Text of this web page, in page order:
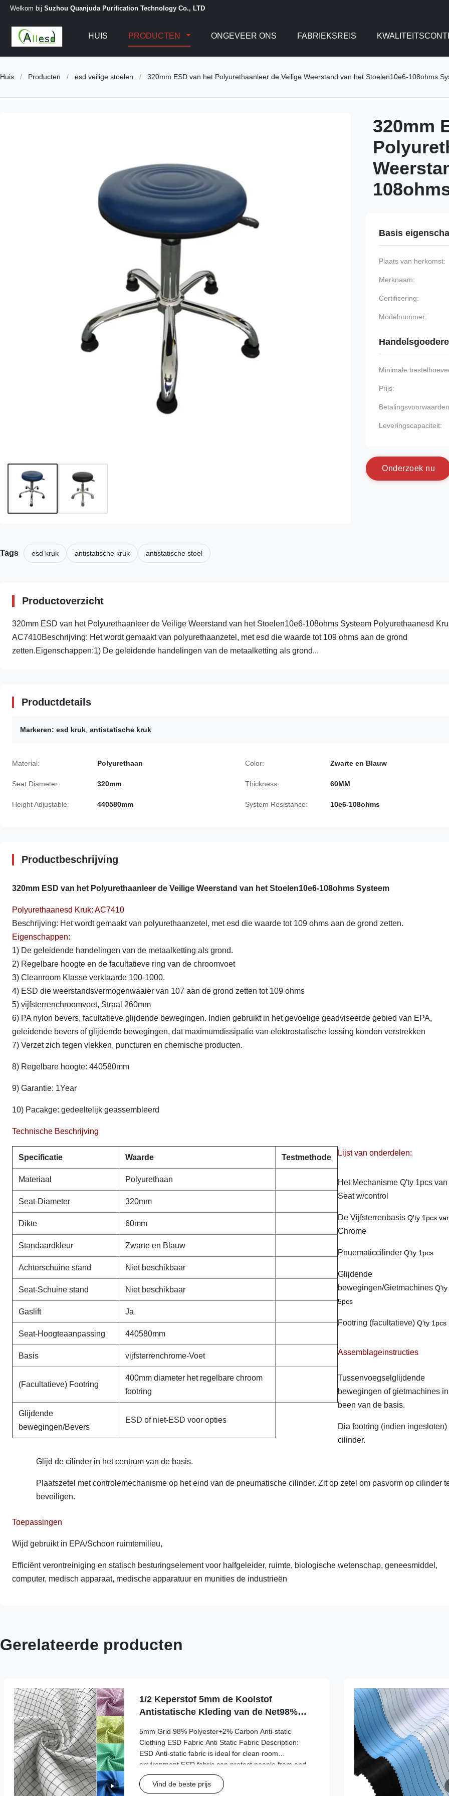
Welkom bij Suzhou Quanjuda Purification Technology Co., LTD
HUIS PRODUCTEN ONGEVEER ONS FABRIEKSREIS
Huis / Producten / esd veilige stoelen / 320mm ESD van het Polyurethaanleer de Veilige Weerstand van het Stoelen10e6-108ohms
320mm
Basis
Plaats van herkomst:
Merknaam:
Certificering:
Modelnummer:
Minimale
Prijs:
Leveringscapaciteit:
Onderzoek nu
Tags esd kruk antistatische kruk antistatische stoel
Productoverzicht
320mm ESD van het Polyurethaanleer de Veilige Weerstand van het Stoelen10e6-108ohms Systeem Polyurethaanesd
AC7410Beschrijving: Het wordt gemaakt van polyurethaanzetel, met esd die waarde tot 109 ohms aan de grond
zetten.Eigenschappen:1) De geleidende handelingen van de metaalketting als grond...
Productdetails
Markeren: esd kruk antistatische kruk
Material: Polyurethaan Color: Zwarte en Blauw
Seat Diameter: 320mm Thickness: 60MM
Height Adjustable: 440580mm System Resistance: 10e6-108ohms
Productbeschrijving
320mm ESD van het Polyurethaanleer de Veilige Weerstand van het Stoelen10e6-108ohms Systeem
Polyurethaanesd Kruk: AC7410
Beschrijving: Het wordt gemaakt van polyurethaanzetel, met esd die waarde tot 109 ohms aan de grond zetten.
Eigenschappen:
1) De geleidende handelingen van de metaalketting als grond.
2) Regelbare hoogte en de facultatieve ring van de chroomvoet
3) Cleanroom Klasse verklaarde 100-1000.
4) ESD die weerstandsvermogenwaaier van 107 aan de grond zetten tot 109 ohms
5) vijfsterrenchroomvoet, Straal 260mm
6) PA nylon bevers, facultatieve glijdende bewegingen. Indien gebruikt in het gevoelige geadviseerde gebied van EPA,
geleidende bevers of glijdende bewegingen, dat maximumdissipatie van elektrostatische lossing konden verstrekken
7) Verzet zich tegen vlekken, puncturen en chemische producten.
8) Regelbare hoogte: 440580mm
9) Garantie: 1Year
10) Pacakge: gedeeltelijk geassembleerd
Technische Beschrijving
Specificatie Waarde Testmethode
Materiaal Polyurethaan
Seat-Diameter 320mm
Dikte 60mm
Standaardkleur Zwarte en Blauw
Achterschuine stand Niet beschikbaar
Seat-Schuine stand Niet beschikbaar
Gaslift Ja
Seat-Hoogteaanpassing 440580mm
Basis vijfsterrenchrome-Voet
(Facultatieve) Footring
400mm diameter het regelbare chroom
footring
Glijdende
bewegingen/Bevers
ESD of niet-ESD voor opties
Lijst van onderdelen:
Het Mechanisme Q'ty 1pcs van
Seat w/control
De Vijfsterrenbasis Q'ty 1pcs
Chrome
Pnuematiccilinder Q'ty 1pcs
Glijdende
bewegingen/Gietmachines Q'ty
5pcs
Footring (facultatieve) Q'ty 1pcs
Assemblageinstructies
Tussenvoegselglijdende
bewegingen of gietmachines
been van de basis.
Dia footring (indien ingesloten)
cilinder.
Glijd de cilinder in het centrum van de basis.
Plaatszetel met controlemechanisme op het eind van de pneumatische cilinder. Zit op zetel om pasvorm op cilinder
beveiligen.
Toepassingen
Wijd gebruikt in EPA/Schoon ruimtemilieu,
Efficiënt verontreiniging en statisch besturingselement voor halfgeleider, ruimte, biologische wetenschap, geneesmiddel,
computer, medisch apparaat, medische apparatuur en munities de industrieën
Gerelateerde producten
1/2 Keperstof 5mm de Koolstof
Antistatische Kleding van de Net98%
5mm Grid 98% Polyester+2% Carbon Anti-static
Clothing ESD Fabric Anti Static Fabric Description:
ESD Anti-static fabric is ideal for clean room
environment,ESD fabric can protect people from and
potential risks to be exposed in dangerous and harmful
chemicals and will also provide you with particle and
Vind de beste prijs